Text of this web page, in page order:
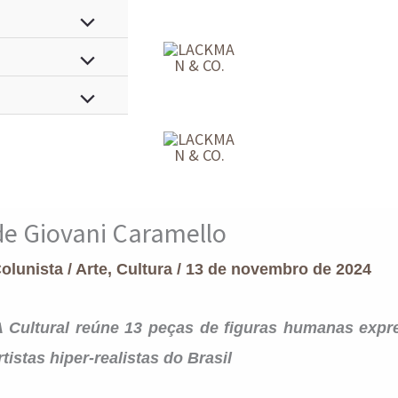
Giovani Caramello
/ Arte, Cultura / 13 de novembro de 2024
Cultural reúne 13 peças de figuras humanas
hiper-realistas do Brasil